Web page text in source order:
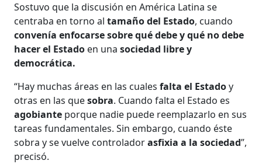
Sostuvo que la discusión en América Latina se
centraba en torno altamaño del Estado, cuando
convenía enfocarse sobre qué debe y qué no debe
hacer el Estado en unasociedad libre y
democrática.
“Hay muchas áreas en las cuales falta el Estadoy
otras en las quesobra. Cuando falta el Estado es
agobiante porque nadie puede reemplazarlo en sus
tareas fundamentales. Sin embargo, cuando éste
sobra y se vuelve controladorasfixia a la sociedad”,
precisó.